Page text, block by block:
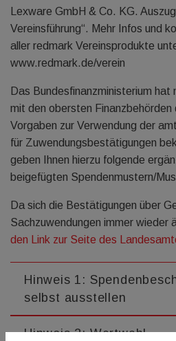
Lexware GmbH & Co. KG.
Vereinsführung“. Mehr Infos und
aller redmark Vereinsprodukte
www.redmark.de/verein
Das Bundesfinanzministerium hat
mit den obersten Finanzbehörden
Vorgaben zur Verwendung der
für Zuwendungsbestätigungen
geben Ihnen hierzu folgende
beigefügten Spendenmustern/
Da sich die Bestätigungen über
Sachzuwendungen immer wieder
den Link zur Seite des
Hinweis 1:
selbst ausstellen
Hinweis 2: Wortwahl